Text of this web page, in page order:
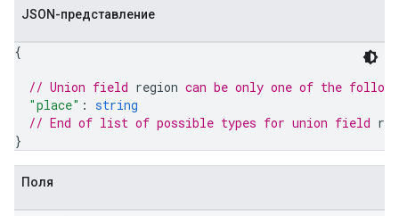
JSON-представление
{
// Union field region can be only one of the
"place" : string
// End of list of possible types for union field
}
Поля